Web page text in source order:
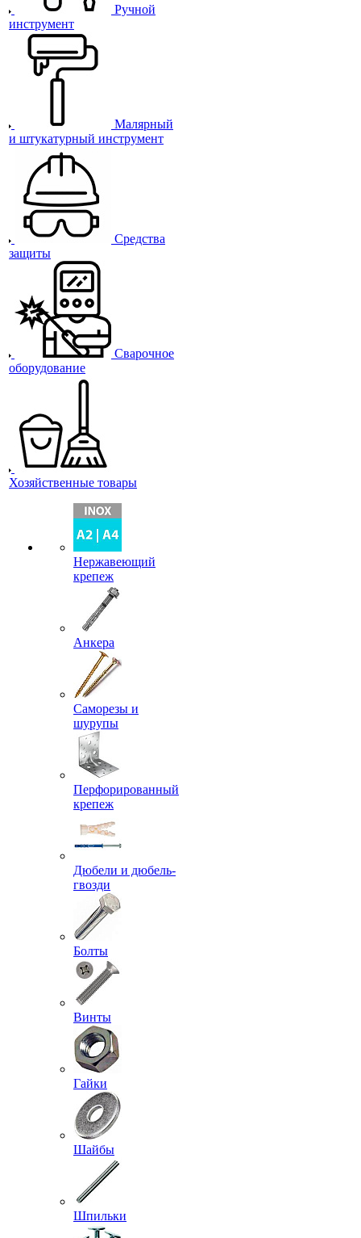
Ручной
инструмент
Малярный
и штукатурный инструмент
Средства
защиты
Сварочное
оборудование
Хозяйственные товары
Нержавеющий
крепеж
Анкера
Саморезы и
шурупы
Перфорированный
крепеж
Дюбели и дюбель-
гвозди
Болты
Винты
Гайки
Шайбы
Шпильки